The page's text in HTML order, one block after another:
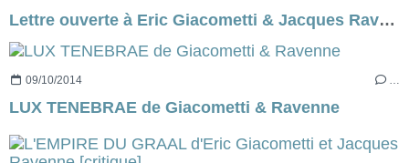
Lettre ouverte à Eric Giacometti & Jacques Ravenne...
09/10/2014 …
LUX TENEBRAE de Giacometti & Ravenne